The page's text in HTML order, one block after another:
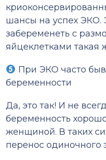
шансы на успех ЭКО.
забеременеть с
яйцеклетками такая
При ЭКО часто
беременности
Да, это так! И не
беременность
женщиной. В таких
перенос одиночного